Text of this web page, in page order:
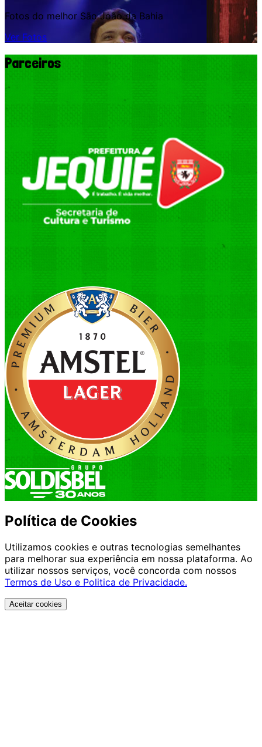
Fotos do melhor São João da Bahia
Ver Fotos
Parceiros
Política de Cookies
Utilizamos cookies e outras tecnologias semelhantes
para melhorar sua experiência em nossa plataforma. Ao
utilizar nossos serviços, você concorda com nossos
Termos de Uso e Politica de Privacidade.
Aceitar cookies